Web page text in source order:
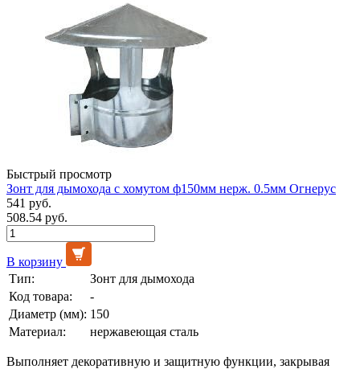
Быстрый просмотр
Зонт для дымохода с хомутом ф150мм нерж. 0.5мм Огнерус
541 руб.
508.54 руб.
В корзину
Тип:
Зонт для дымохода
Код товара:
-
Диаметр (мм): 150
Материал:
нержавеющая сталь
Выполняет декоративную и защитную функции, закрывая